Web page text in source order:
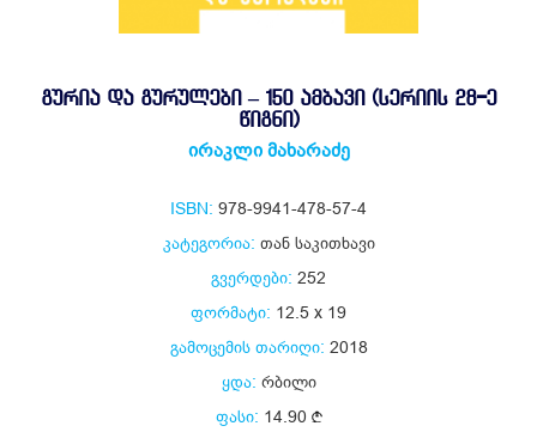
ᲒᲣᲠᲘᲐ ᲓᲐ ᲒᲣᲠᲣᲚᲔᲑᲘ – 150 ᲐᲛᲑᲐᲕᲘ (ᲡᲔᲠᲘᲘᲡ 28-Ე
ᲬᲘᲒᲜᲘ)
ირაკლი მახარაძე
ISBN: 978-9941-478-57-4
კატეგორია: თან საკითხავი
გვერდები: 252
ფორმატი: 12.5 x 19
გამოცემის თარიღი: 2018
ყდა: რბილი
ფასი: 14.90